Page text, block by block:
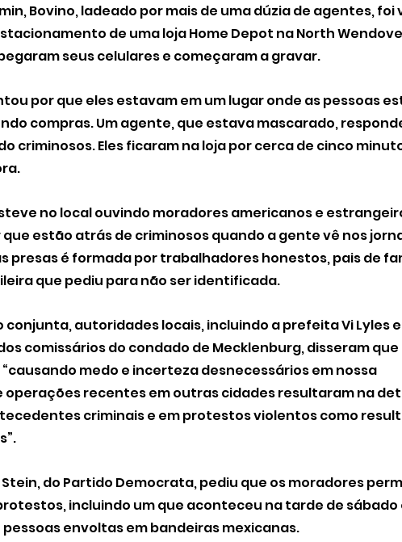
Bovino, ladeado por mais de uma dúzia de agentes, foi
de uma loja Home Depot na North
seus celulares e começaram a gravar.
por que eles estavam em um lugar onde as pessoas
compras. Um agente, que estava mascarado,
criminosos. Eles ficaram na loja por cerca de cinco
no local ouvindo moradores americanos e
que estão atrás de criminosos quando a gente vê nos
presas é formada por trabalhadores honestos, pais de
que pediu para não ser identificada.
conjunta, autoridades locais, incluindo a prefeita Vi Lyles
comissários do condado de Mecklenburg, disseram que
medo e incerteza desnecessários em nossa
operações recentes em outras cidades resultaram na
criminais e em protestos violentos como
do Partido Democrata, pediu que os moradores
incluindo um que aconteceu na tarde de sábado
envoltas em bandeiras mexicanas.